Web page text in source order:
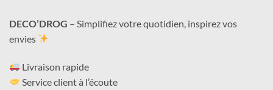
DECO’DROG – Simplifiez votre quotidien, inspirez vos
envies
Livraison rapide
Service client à l’écoute